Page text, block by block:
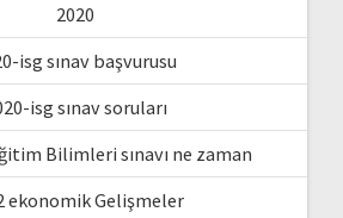
2020
isg sınav başvurusu
isg sınav soruları
Bilimleri sınavı ne zaman
ekonomik Gelişmeler